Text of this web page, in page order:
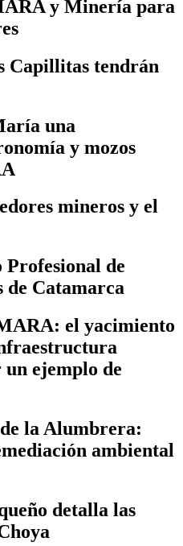
y Minería para
Capillitas tendrán
una
y mozos
mineros y el
Profesional de
de Catamarca
el yacimiento
un ejemplo de
la Alumbrera:
ambiental
detalla las